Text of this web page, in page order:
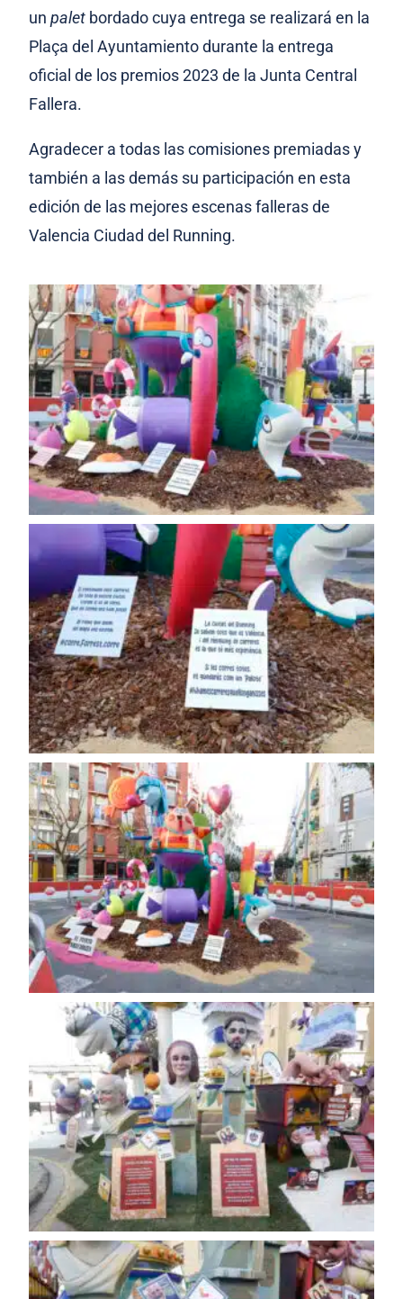
unpalet bordado cuya entrega se realizará en la
Plaça del Ayuntamiento durante la entrega
oficial de los premios 2023 de la Junta Central
Fallera.
Agradecer a todas las comisiones premiadas y
también a las demás su participación en esta
edición de las mejores escenas falleras de
Valencia Ciudad del Running.